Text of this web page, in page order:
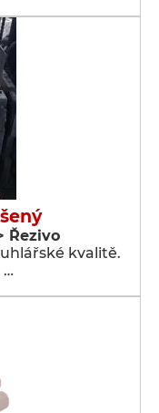
Řezivo
kvalitě.
…